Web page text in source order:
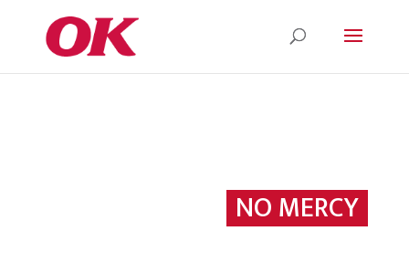
NO MERCY